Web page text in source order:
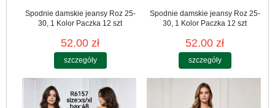
Spodnie damskie jeansy Roz 25-
30, 1 Kolor Paczka 12 szt
52.00 zł
szczegóły
Spodnie damskie jeansy Roz 25-
30, 1 Kolor Paczka 12 szt
52.00 zł
szczegóły